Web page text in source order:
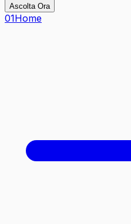
Ascolta Ora
01Home